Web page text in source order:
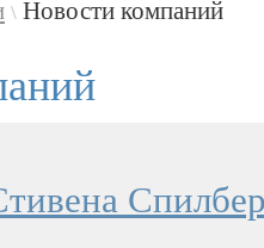
\ Новости компаний